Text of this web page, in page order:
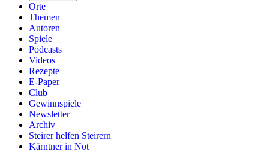
Orte
Themen
Autoren
Spiele
Podcasts
Videos
Rezepte
E-Paper
Club
Gewinnspiele
Newsletter
Archiv
Steirer helfen Steirern
Kärntner in Not